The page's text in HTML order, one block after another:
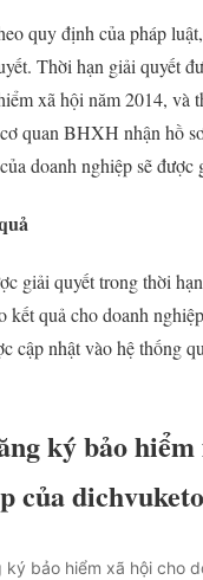
quy định của pháp
Thời hạn giải quyết
xã hội năm 2014, và
quan BHXH nhận hồ
doanh nghiệp sẽ được
giải quyết trong thời
kết quả cho doanh
cập nhật vào hệ thống
ký bảo
của
ký bảo hiểm xã hội cho